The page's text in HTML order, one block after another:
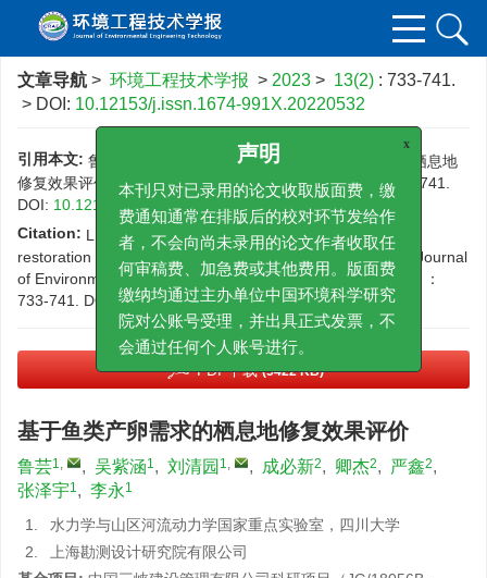
文章导航 > 环境工程技术学报 > 2023 > 13(2) : 733-741.
> DOI: 10.12153/j.issn.1674-991X.20220532
引用本文: 鲁芸，吴紫涵，刘清园，等.基于鱼类产卵需求的栖息地
修复效果评价[J].环境工程技术学报，2023，13（2）：733-741.
DOI: 10.12153/j.issn.1674-991X.20220532
Citation: LU Y,WU Z H,LIU Q Y,et al.Evaluation of habitat
restoration effect based on fish spawning requirements[J].Journal
of Environmental Engineering Technology，2023，13（2）：
733-741.
DOI:10.12153/j.issn.1674-991X.20220532
PDF下载(5422 KB)
基于鱼类产卵需求的栖息地修复效果评价
鲁芸1, , 吴紫涵1, 刘清园 1, , 成必新2, 卿杰2, 严鑫2,
张泽宇1, 李永 1
1.
水力学与山区河流动力学国家重点实验室，四川大学
2.
上海勘测设计研究院有限公司
x
声明
本刊只对已录用的论文收取版面费，缴
费通知通常在排版后的校对环节发给作
者，不会向尚未录用的论文作者收取任
何审稿费、加急费或其他费用。版面费
缴纳均通过主办单位中国环境科学研究
院对公账号受理，并出具正式发票，不
会通过任何个人账号进行。